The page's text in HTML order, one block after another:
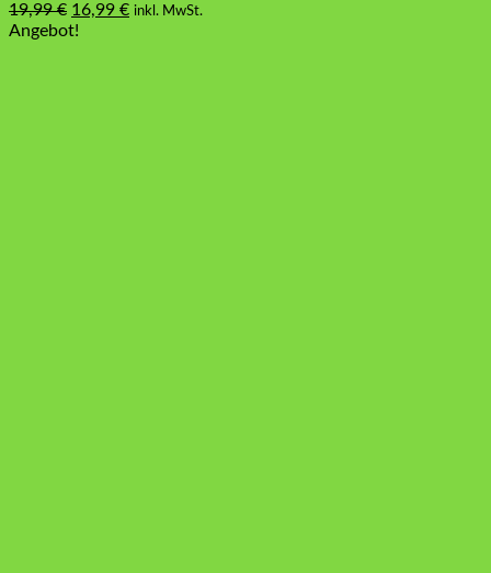
19,99€ Ursprünglicher
Preis
16,99 €Aktueller
inkl. MwSt.
Angebot!